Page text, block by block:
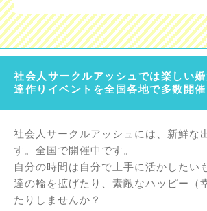
社会人サークルアッシュでは楽しい
達作りイベントを全国各地で多数開催
社会人サークルアッシュには、新鮮な
す。全国で開催中です。
自分の時間は自分で上手に活かしたい
達の輪を拡げたり、素敵なハッピー（
たりしませんか？